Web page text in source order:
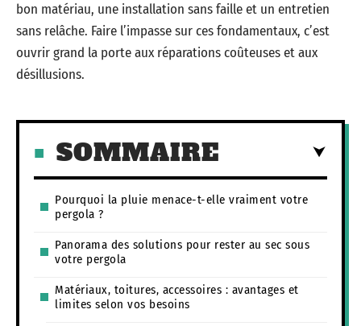
bon matériau, une installation sans faille et un entretien
sans relâche. Faire l’impasse sur ces fondamentaux, c’est
ouvrir grand la porte aux réparations coûteuses et aux
désillusions.
SOMMAIRE
Pourquoi la pluie menace-t-elle vraiment votre
pergola ?
Panorama des solutions pour rester au sec sous
votre pergola
Matériaux, toitures, accessoires : avantages et
limites selon vos besoins